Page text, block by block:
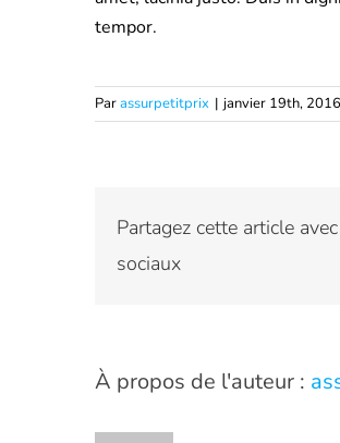
tempor.
Parassurpetitprix | janvier 19th, 2016
Partagez cette article
sociaux
À propos de l'auteur :